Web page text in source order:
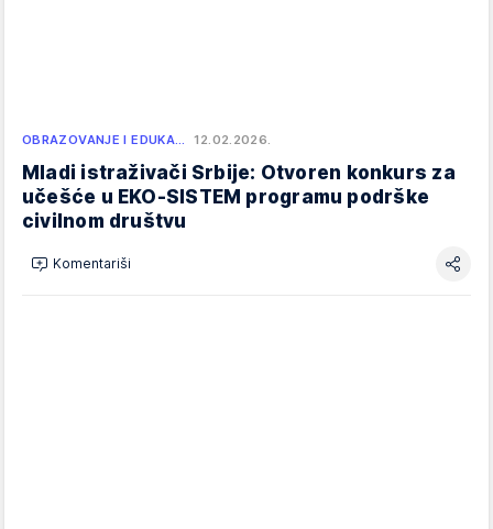
OBRAZOVANJE I EDUKA… 12.02.2026.
Mladi istraživači Srbije: Otvoren konkurs za
učešće u EKO-SISTEM programu podrške
civilnom društvu
Komentariši